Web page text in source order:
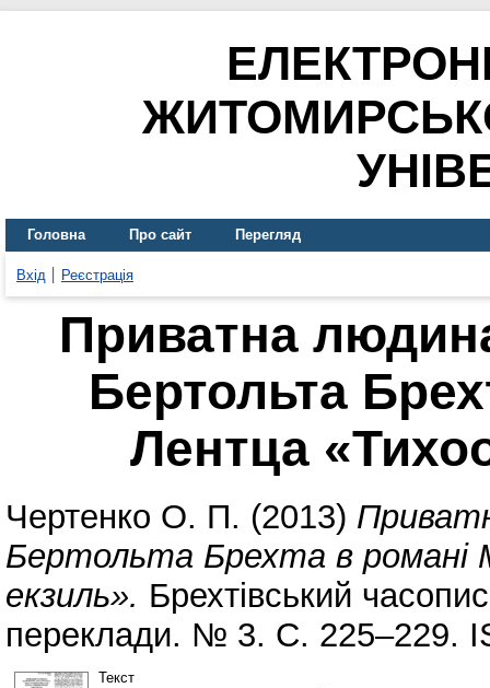
Головна Про сайт Перегляд
Вхід Реєстрація
Приватна
Бертольта
Лентца
Чертенко О. П. (2013)
Бертольта Брехта в романі
екзиль». Брехтівський
переклади. № 3. С. 225–229.
Текст